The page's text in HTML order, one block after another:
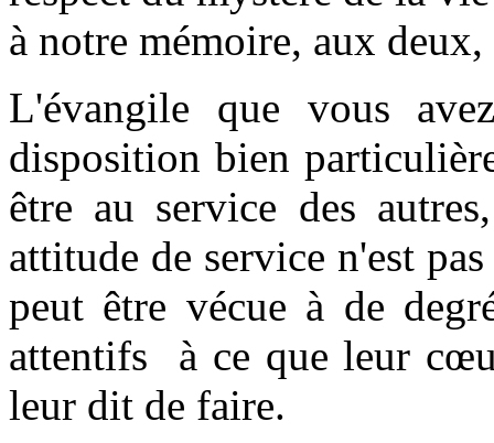
à notre mémoire, aux
L'évangile que vous
disposition bien
être au service des
attitude de service n'est
peut être vécue à de
attentifs à ce que leur
leur dit de faire.